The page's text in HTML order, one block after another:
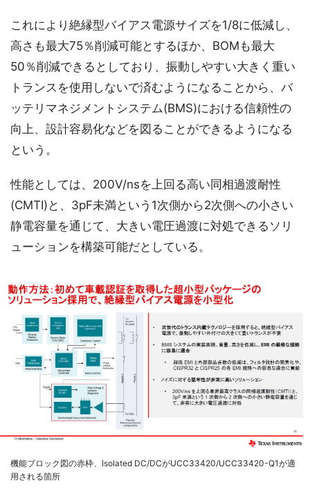
これにより絶縁型バイアス電源サイズを1/8に低減し、
高さも最大75％削減可能とするほか、BOMも最大
50％削減できるとしており、振動しやすい大きく重い
トランスを使用しないで済むようになることから、バ
ッテリマネジメントシステム(BMS)における信頼性の
向上、設計容易化などを図ることができるようになる
という。
性能としては、200V/nsを上回る高い同相過渡耐性
(CMTI)と、3pF未満という1次側から2次側への小さい
静電容量を通じて、大きい電圧過渡に対処できるソリ
ューションを構築可能だとしている。
機能ブロック図の赤枠、Isolated DC/DCがUCC33420/UCC33420-Q1が適
用される箇所